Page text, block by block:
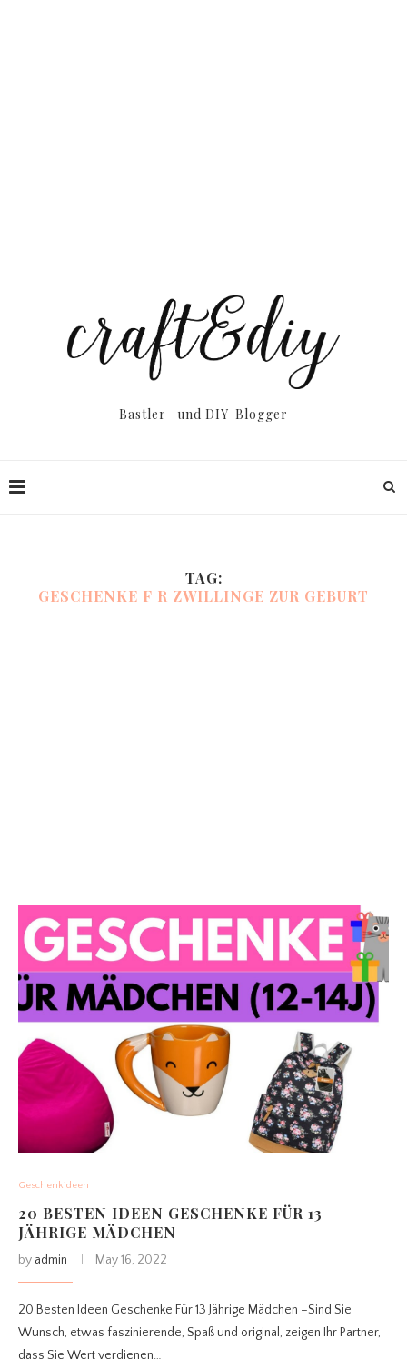
Bastler- und DIY-Blogger
TAG:
GESCHENKE F R ZWILLINGE ZUR GEBURT
Geschenkideen
20 BESTEN IDEEN GESCHENKE FÜR 13
JÄHRIGE MÄDCHEN
by admin May 16, 2022
20 Besten Ideen Geschenke Für 13 Jährige Mädchen –Sind Sie
Wunsch, etwas faszinierende, Spaß und original, zeigen Ihr Partner,
dass Sie Wert verdienen…